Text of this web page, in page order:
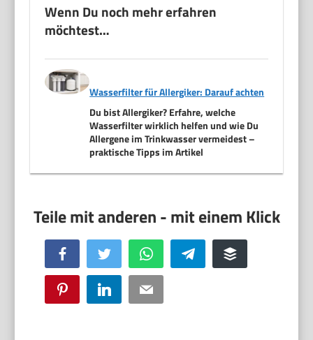
Wenn Du noch mehr erfahren
möchtest…
Wasserfilter für Allergiker: Darauf achten
Du bist Allergiker? Erfahre, welche
Wasserfilter wirklich helfen und wie Du
Allergene im Trinkwasser vermeidest –
praktische Tipps im Artikel
Facebook Twitter WhatsApp Telegram Buffer
Pinterest LinkedIn Email